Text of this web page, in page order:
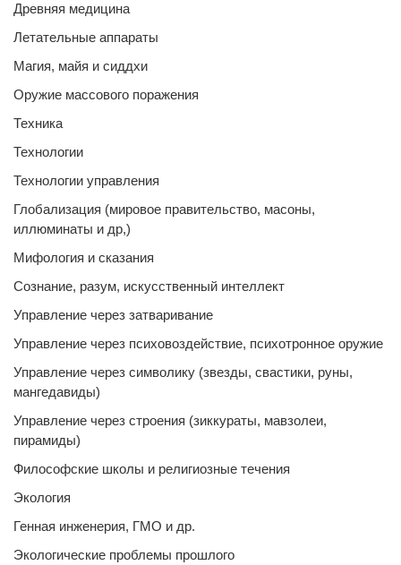
Древняя медицина
Летательные аппараты
Магия, майя и сиддхи
Оружие массового поражения
Техника
Технологии
Технологии управления
Глобализация (мировое правительство, масоны,
иллюминаты и др,)
Мифология и сказания
Сознание, разум, искусственный интеллект
Управление через затваривание
Управление через психовоздействие, психотронное оружие
Управление через символику (звезды, свастики, руны,
мангедавиды)
Управление через строения (зиккураты, мавзолеи,
пирамиды)
Философские школы и религиозные течения
Экология
Генная инженерия, ГМО и др.
Экологические проблемы прошлого